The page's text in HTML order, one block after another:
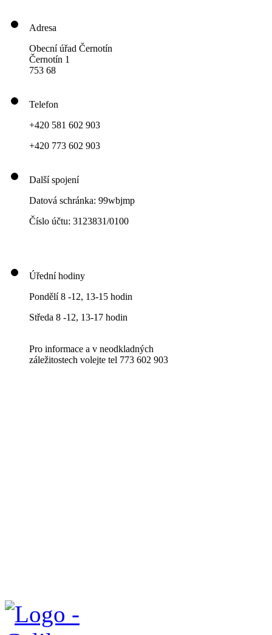
Adresa
Obecní úřad Černotín
Černotín 1
753 68
Telefon
+420 581 602 903
+420 773 602 903
Další spojení
Datová schránka: 99wbjmp
Číslo účtu: 3123831/0100
Úřední hodiny
Pondělí 8 -12, 13-15 hodin
Středa 8 -12, 13-17 hodin
Pro informace a v neodkladných
záležitostech volejte tel 773 602 903